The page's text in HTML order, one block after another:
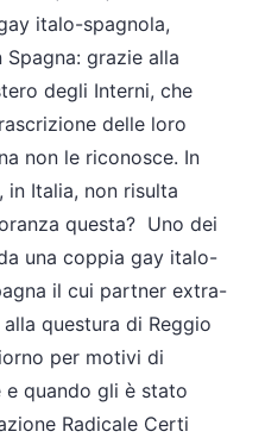
italo-spagnola,
Spagna: grazie alla
degli Interni, che
delle loro
non le riconosce. In
Italia, non risulta
questa? Uno dei
una coppia gay italo-
il cui partner extra-
questura di Reggio
per motivi di
quando gli è stato
Radicale Certi